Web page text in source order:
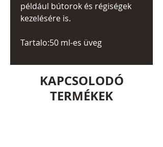
például bútorok és régiségek
kezelésére is.
Tartalo:50 ml-es üveg
KAPCSOLODÓ
TERMÉKEK